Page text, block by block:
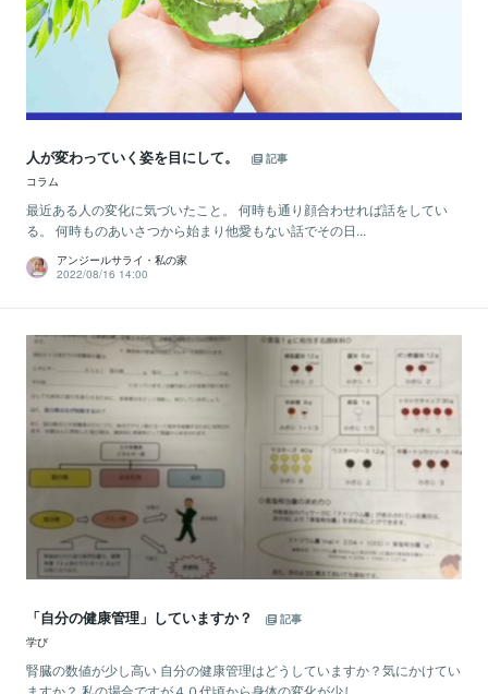
人が変わっていく姿を目にして。
記事
コラム
最近ある人の変化に気づいたこと。 何時も通り顔合わせれば話をしてい
る。 何時ものあいさつから始まり他愛もない話でその日...
アンジールサライ・私の家
2022/08/16 14:00
「自分の健康管理」していますか？
記事
学び
腎臓の数値が少し高い 自分の健康管理はどうしていますか？気にかけてい
ますか？ 私の場合ですが４０代頃から身体の変化が少し...